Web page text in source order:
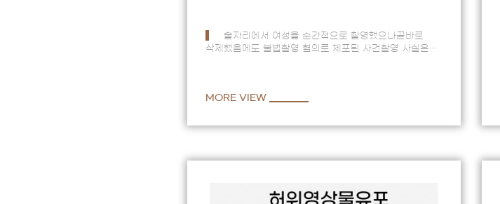
술자리에서 여성을 순간적으로 촬영했으나곧바로
삭제했음에도 불법촬영 혐의로 체포된 사건촬영 사실은
MORE VIEW